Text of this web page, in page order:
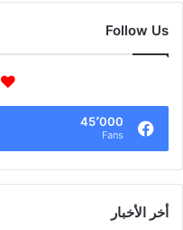
Follow Us
45٬000
Fans
أخر الأخبار